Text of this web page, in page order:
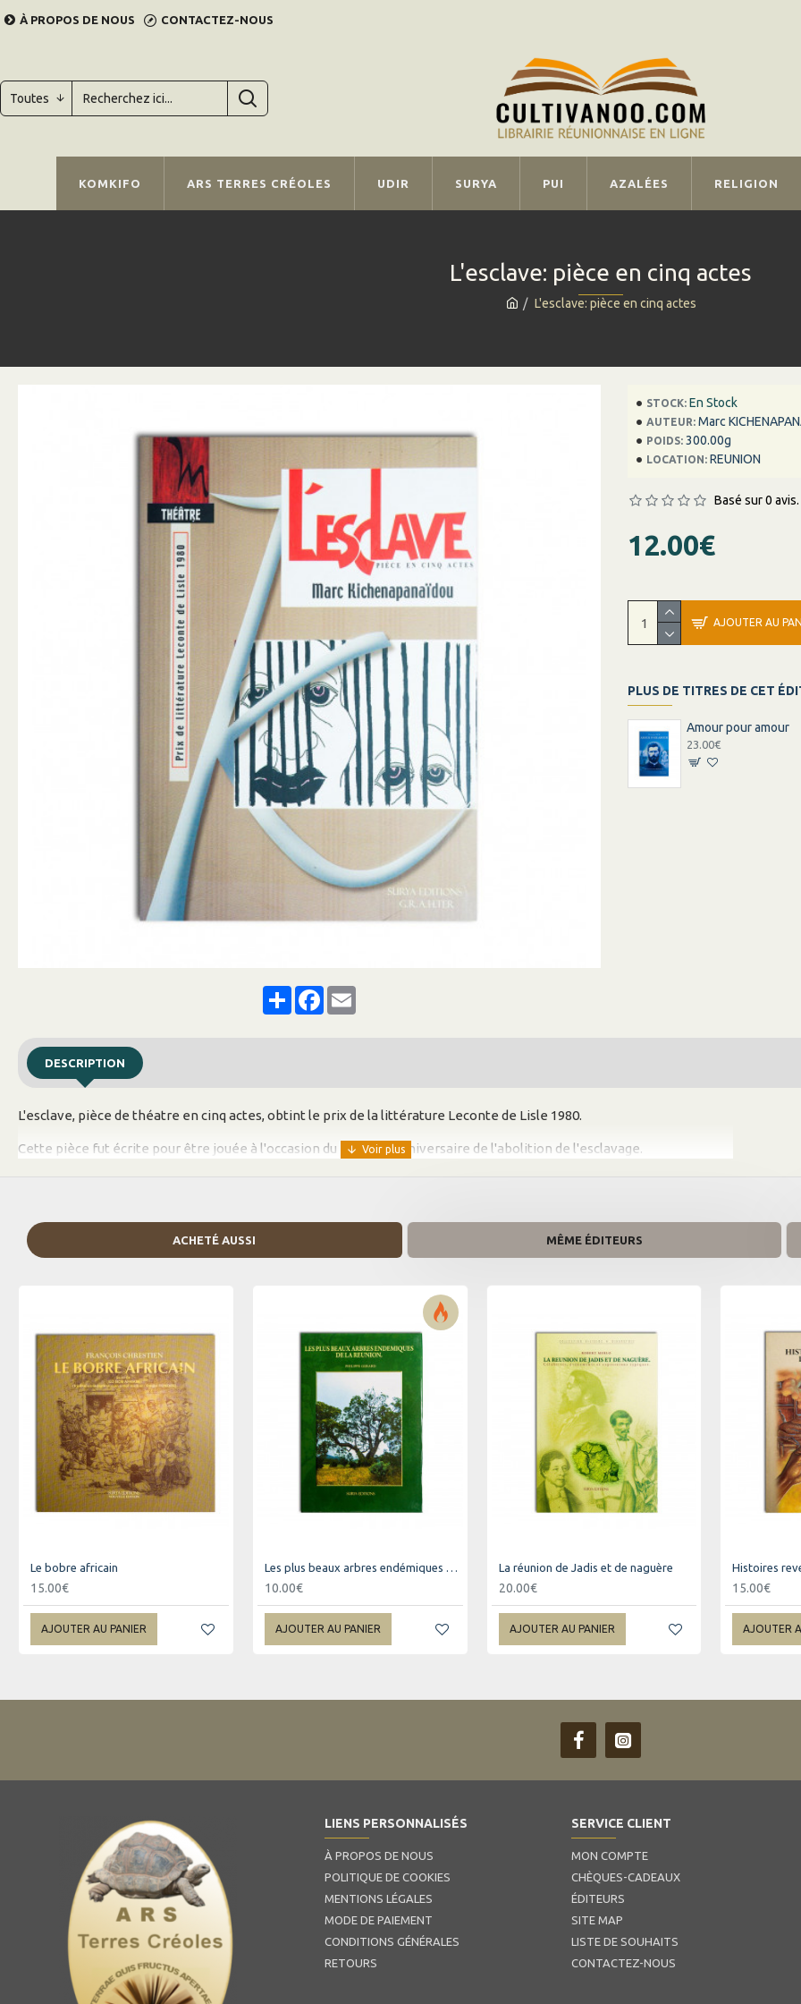
À PROPOS DE NOUS CONTACTEZ-NOUS
Toutes
KOMKIFO ARS TERRES CRÉOLES UDIR SURYA PUI AZALÉES RELIGION
L'esclave: pièce en cinq actes
L'esclave: pièce en cinq actes
ShareFacebook
Email
STOCK: En Stock
AUTEUR: Marc
POIDS: 300.00g
LOCATION: REUNION
Basé sur 0 avis.
12.00€
AJOUTER AU
PLUS DE TITRES DE CET
Amour pour amour
23.00€
DESCRIPTION
L'esclave, pièce de théatre en cinq actes, obtint le prix de la littérature Leconte de Lisle 1980.
Cette pièce fut écrite pour être jouée à l'occasion du 128ème anniversaire de l'abolition de l'esclavage.
ACHETÉ AUSSI MÊME ÉDITEURS
Le bobre africain
15.00€
AJOUTER AU PANIER
Les plus beaux arbres endémiques de la Réunion
10.00€
AJOUTER AU PANIER
La réunion de Jadis et de naguère
20.00€
AJOUTER AU PANIER
Histoires
15.00€
AJOUTER
LIENS PERSONNALISÉS
À PROPOS DE NOUS
POLITIQUE DE COOKIES
MENTIONS LÉGALES
MODE DE PAIEMENT
CONDITIONS GÉNÉRALES
RETOURS
SERVICE CLIENT
MON COMPTE
CHÈQUES-CADEAUX
ÉDITEURS
SITE MAP
LISTE DE SOUHAITS
CONTACTEZ-NOUS